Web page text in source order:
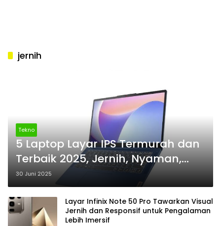
jernih
Tekno
5 Laptop Layar IPS Termurah dan
Terbaik 2025, Jernih, Nyaman,
dan Cocok untuk Segala Aktivitas
30 Juni 2025
Layar Infinix Note 50 Pro Tawarkan Visual
Jernih dan Responsif untuk Pengalaman
Lebih Imersif